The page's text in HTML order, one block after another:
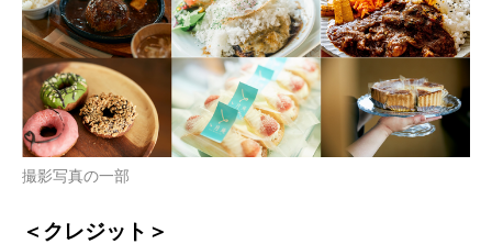
撮影写真の一部
＜クレジット＞